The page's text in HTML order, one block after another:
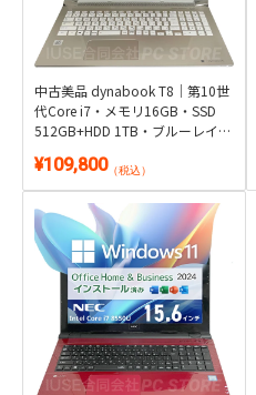
中古美品 dynabook T8｜第10世
代Core i7・メモリ16GB・SSD
512GB+HDD 1TB・ブルーレイ搭
Office 2024付き
¥109,800（税込）